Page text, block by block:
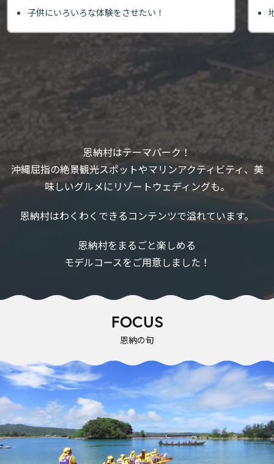
恩納村はテーマパーク！
沖縄屈指の絶景観光スポットやマリンアクティビティ、美
味しいグルメにリゾートウェディングも。
恩納村はわくわくできるコンテンツで溢れています。
恩納村をまるごと楽しめる
モデルコースをご用意しました！
子供にいろいろな体験をさせたい！
FOCUS
恩納の旬